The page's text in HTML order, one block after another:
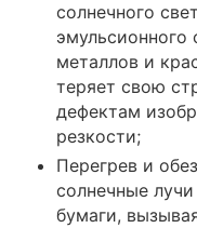
солнечного
металлов и
теряет свою
дефектам
резкости;
Перегрев и
солнечные
бумаги,